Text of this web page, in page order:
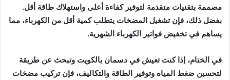
مصممة بتقنيات متقدمة لتوفير كفاءة أعلى واستهلاك طاقة أقل.
بفضل ذلك، فإن تشغيل المضخات يتطلب كمية أقل من الكهرباء، مما
يساهم في تخفيض فواتير الكهرباء الشهرية.
في الختام، إذا كنت تعيش في دسمان بالكويت وتبحث عن طريقة
لتحسين ضغط المياه وتوفير الطاقة والتكاليف، فإن تركيب مضخات